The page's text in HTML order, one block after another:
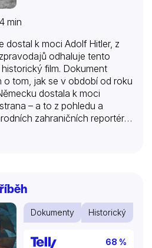
min
dostal k moci Adolf Hitler, z
odhaluje tento
film. Dokument
o tom, jak se v období od roku
dostala k moci
– a to z pohledu a
zahraničních reportérů.
hospodářského pádu země
každého z politických
zasvěcení svědci mohli
zasáhl Německo
Dokumenty Historický
68 %